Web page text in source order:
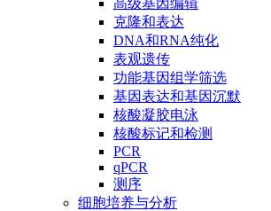
高级基因编辑
克隆和表达
DNA和RNA纯化
表观遗传
功能基因组学筛选
基因表达和基因沉默
核酸凝胶电泳
核酸标记和检测
PCR
qPCR
测序
细胞培养与分析